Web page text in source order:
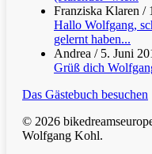
Franziska Klaren /
Hallo Wolfgang,
gelernt haben...
Andrea / 5. Juni
Grüß dich
Das Gästebuch besuchen
© 2026
Wolfgang Kohl.